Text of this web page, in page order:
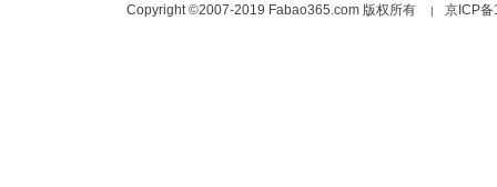
Copyright ©2007-2019 Fabao365.com 版权所有
| 京ICP